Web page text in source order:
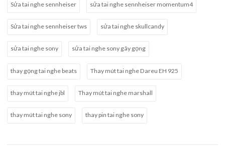
Sửa tai nghe sennheiser sửa tai nghe sennheiser momentum4
Sửa tai nghe sennheiser tws sửa tai nghe skullcandy
sửa tai nghe sony sửa tai nghe sony gãy gọng
thay gọng tai nghe beats Thay mút tai nghe Dareu EH 925
thay mút tai nghe jbl Thay mút tai nghe marshall
thay mút tai nghe sony thay pin tai nghe sony